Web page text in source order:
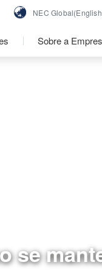
Sobre a
NEC
se